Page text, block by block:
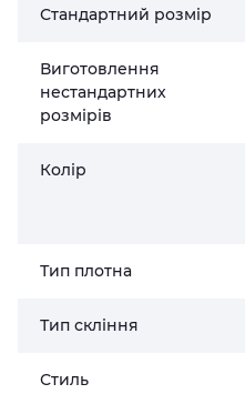
Стандартний розмір
Виготовлення
нестандартних
розмірів
Колір
Тип плотна
Тип скління
Стиль